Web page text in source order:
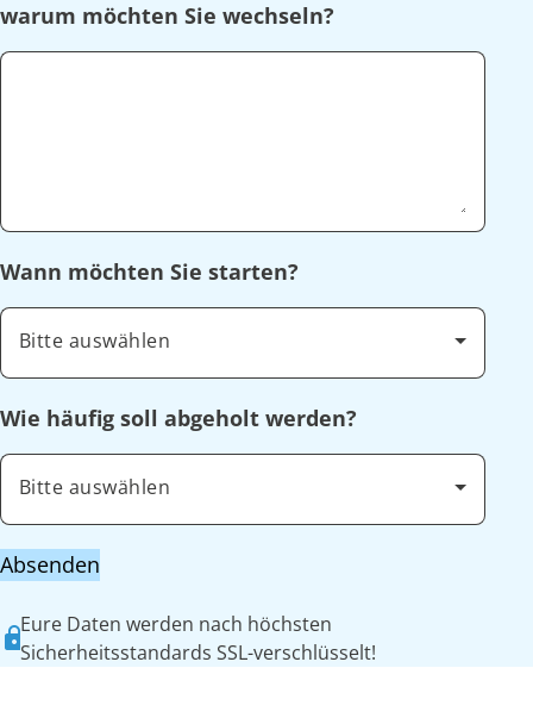
warum möchten Sie wechseln?
Wann möchten Sie starten?
Bitte auswählen
Wie häufig soll abgeholt werden?
Bitte auswählen
Absenden
Eure Daten werden nach höchsten
Sicherheitsstandards SSL-verschlüsselt!